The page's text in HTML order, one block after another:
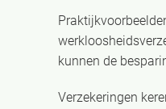
kunnen de
Verzekeringen